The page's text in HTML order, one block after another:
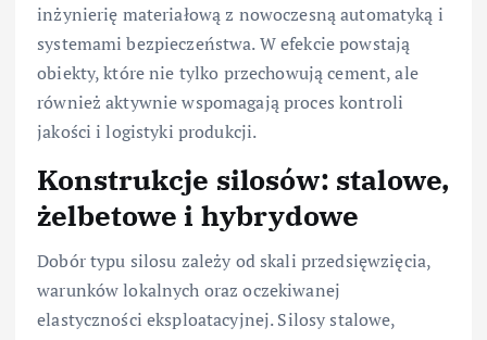
inżynierię materiałową z nowoczesną automatyką i
systemami bezpieczeństwa. W efekcie powstają
obiekty, które nie tylko przechowują cement, ale
również aktywnie wspomagają proces kontroli
jakości i logistyki produkcji.
Konstrukcje silosów: stalowe,
żelbetowe i hybrydowe
Dobór typu silosu zależy od skali przedsięwzięcia,
warunków lokalnych oraz oczekiwanej
elastyczności eksploatacyjnej. Silosy stalowe,